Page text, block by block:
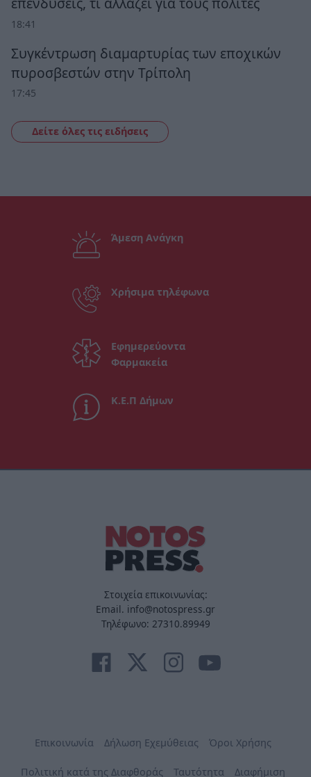
18:41
Συγκέντρωση διαμαρτυρίας των εποχικών
πυροσβεστών στην Τρίπολη
17:45
Δείτε όλες τις ειδήσεις
Άμεση Ανάγκη
Χρήσιμα τηλέφωνα
Εφημερεύοντα
Φαρμακεία
Κ.Ε.Π Δήμων
Στοιχεία επικοινωνίας:
Email. info@notospress.gr
Τηλέφωνο: 27310.89949
Επικοινωνία Δήλωση Εχεμύθειας Όροι Χρήσης
Πολιτική κατά της Διαφθοράς Ταυτότητα Διαφήμιση